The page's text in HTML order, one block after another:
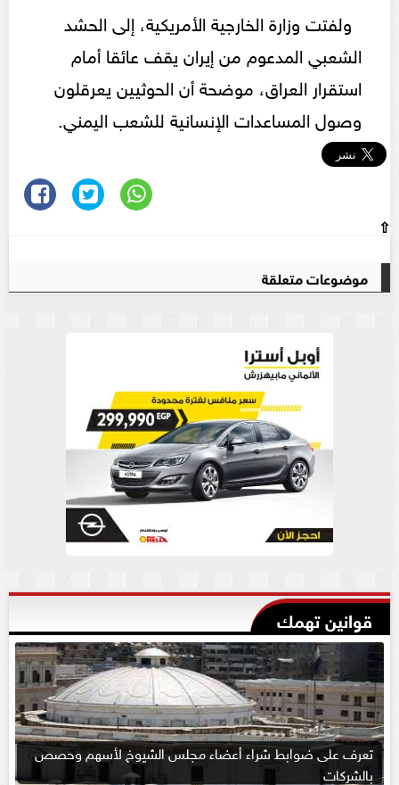
ولفتت وزارة الخارجية الأمريكية، إلى الحشد
الشعبي المدعوم من إيران يقف عائقا أمام
استقرار العراق، موضحة أن الحوثيين يعرقلون
وصول المساعدات الإنسانية للشعب اليمني.
⇧
موضوعات متعلقة
قوانين تهمك
تعرف على ضوابط شراء أعضاء مجلس الشيوخ لأسهم وحصص
بالشركات